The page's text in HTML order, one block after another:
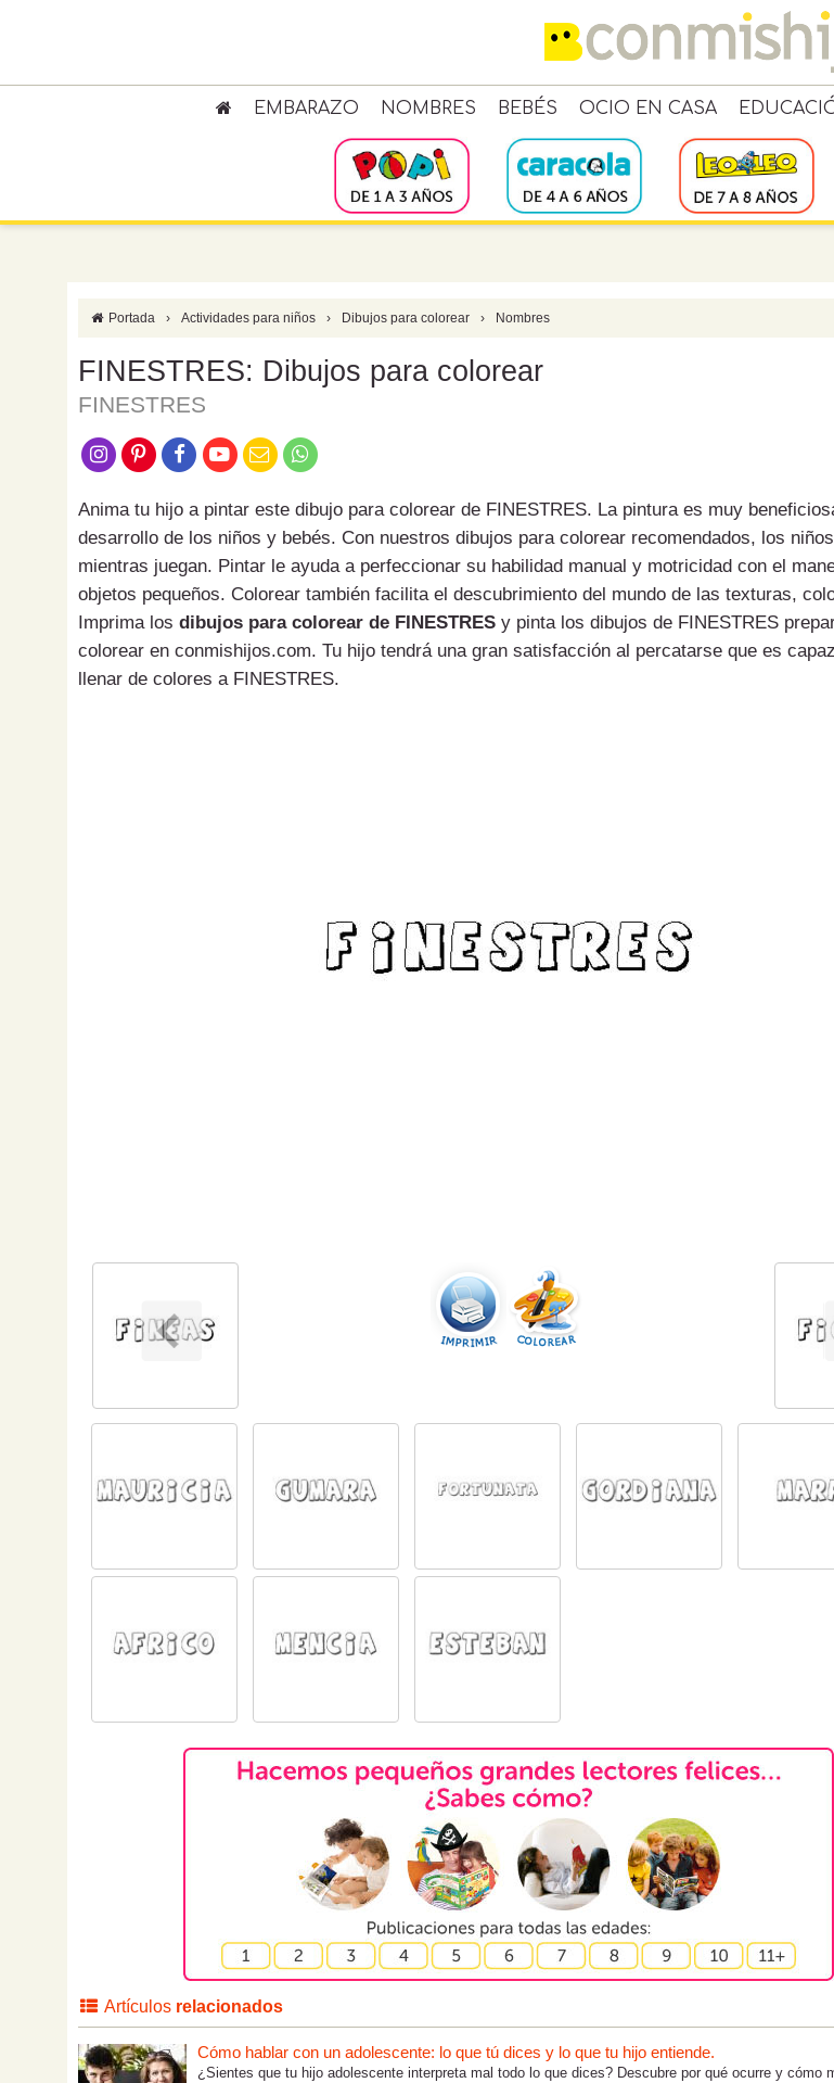
EMBARAZO NOMBRES BEBÉS OCIO EN CASA
Portada › Actividades para niños › Dibujos para colorear › Nombres
FINESTRES: Dibujos para colorear
FINESTRES
Anima tu hijo a pintar este dibujo para colorear de FINESTRES. La pintura es muy
desarrollo de los niños y bebés. Con nuestros dibujos para colorear recomendados, los
mientras juegan. Pintar le ayuda a perfeccionar su habilidad manual y motricidad con el
objetos pequeños. Colorear también facilita el descubrimiento del mundo de las texturas,
Imprima los dibujos para colorear de FINESTRES y pinta los dibujos de FINESTRES
colorear en conmishijos.com. Tu hijo tendrá una gran satisfacción al percatarse que es
llenar de colores a FINESTRES.
Artículos relacionados
Cómo hablar con un adolescente: lo que tú dices y lo que tu hijo entiende.
¿Sientes que tu hijo adolescente interpreta mal todo lo que dices? Descubre por qué ocurre y cómo